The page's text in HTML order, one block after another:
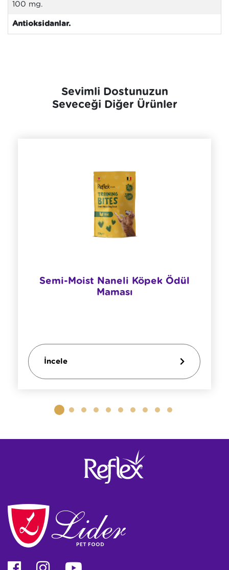
100 mg.
Antioksidanlar.
Sevimli Dostunuzun
Seveceği Diğer Ürünler
Semi-Moist Naneli Köpek Ödül
Maması
İncele